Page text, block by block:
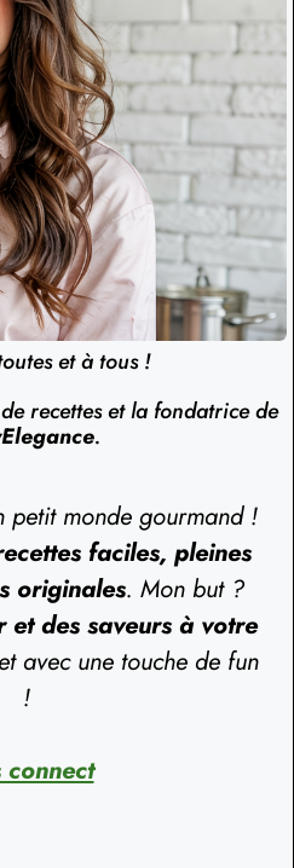
et à tous !
recettes et la fondatrice de
.
petit monde gourmand !
faciles, pleines
originales. Mon but ?
des saveurs à votre
avec une touche de fun
!
connect